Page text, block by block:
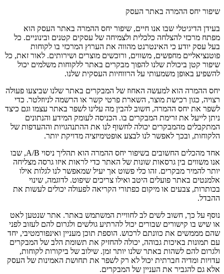
שיפור יחס ההמרה באתר העסק
בעידן הדיגיטלי שבו אנו חיים, שיפור יחס ההמרה באתר העסק הוא
מפתח מרכזי להצלחה כלכלית ולצמיחה של עסקים קטנים ובינוניים. כל
בעל עסק יודע כי האינטרנט מהווה את הערוץ המרכזי בו לקוחות
פוטנציאליים מחפשים, משווים, ורוכשים מוצרים ושירותים. לאור זאת, כל
שיפור קטן ביכולת שלנו להפוך מבקרים באתר ללקוחות משלמים יכול
להשפיע באופן משמעותי על הרווחיות העסקית שלנו.
יחס ההמרה הוא למעשה האחוז של המבקרים באתר שלנו שביצעו פעולה
רצויה, כגון רכישת מוצר, השארת פרטי קשר או הרשמה לניוזלטר. כדי
לשפר את יחס ההמרה, חשוב להבין מה עלינו לשפר באתר עצמו וגם כיצד
ניתן לייעל את זרימת המבקרים בו. הכניסה לעומק המידע והנתונים
המתקבלים מהמבקרים יכולה לחשוף לנו את ההתנהגויות וההעדפות של
הלקוחות, ובכך לאפשר לנו לבצע אופטימיזציה מדויקת יותר.
אחד מהכלים החשובים בשיפור יחס ההמרה הוא תהליך ניסוי A/B, שבו
אנו משווים בין גרסאות שונות של האתר כדי לראות איזו גרסה מצליחה
יותר להמיר מבקרים. זהו כלי פשוט אך יעיל שמאפשר לנו לגלות אילו
אלמנטים באתר פועלים היטב ואילו צריכים שיפוט. לדוגמה, שינוי
בכותרות, צבעים או מיקום כפתורי הקריאה לפעולה יכולים לעשות את
ההבדל.
נוסף על כך, חשוב לשים לב לחוויית המשתמש באתר. אתר שנטען לאט
או שיש בו קישורים שבורים יכול להרתיע גולשים ולגרום להם לעזוב לפני
שהם מממשים את כוונתם לרכוש. הוספת תוכן מעניין ואינפורמטיבי, יחד
עם תמונות באיכות גבוהה, יכולה להחזיק את תשומת הלב של המבקרים
ולגרום להם לשהות באתר שלנו יותר זמן. שילוב של ביקורות לקוחות,
עדויות ומדיה חברתית יכול לא רק לשפר את תחושת האמינות של העסק
אלא גם להגביר את העניין של המבקרים.